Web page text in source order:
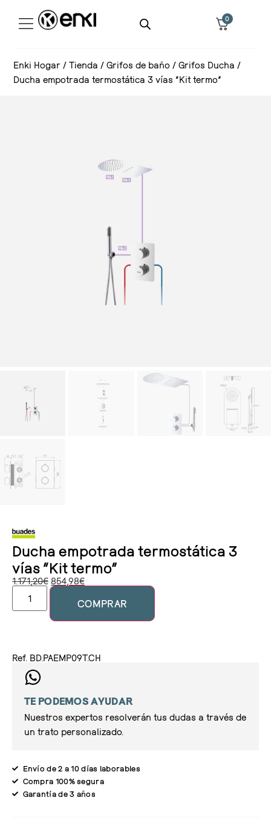
0
Enki Hogar / Tienda / Grifos de baño / Grifos Ducha /
Ducha empotrada termostática 3 vías “Kit termo”
Ducha empotrada termostática 3
vías “Kit termo”
1.171,20€ 854,98€
COMPRAR
Ref. BD.PAEMP09T.CH
TE PODEMOS AYUDAR
Nuestros expertos resolverán tus dudas a través de
un trato personalizado.
Envío de 2 a 10 días laborables
Compra 100% segura
Garantía de 3 años